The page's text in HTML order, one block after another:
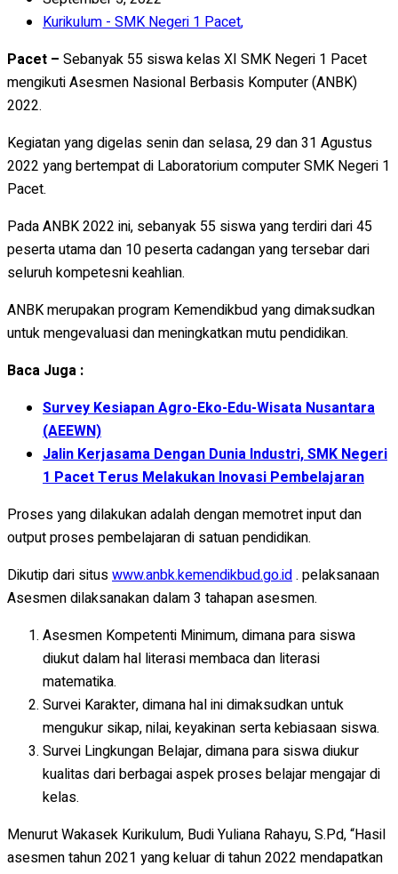
Kurikulum - SMK Negeri 1 Pacet,
Pacet – Sebanyak 55 siswa kelas XI SMK Negeri 1 Pacet
mengikuti Asesmen Nasional Berbasis Komputer (ANBK)
2022.
Kegiatan yang digelas senin dan selasa, 29 dan 31 Agustus
2022 yang bertempat di Laboratorium computer SMK Negeri 1
Pacet.
Pada ANBK 2022 ini, sebanyak 55 siswa yang terdiri dari 45
peserta utama dan 10 peserta cadangan yang tersebar dari
seluruh kompetesni keahlian.
ANBK merupakan program Kemendikbud yang dimaksudkan
untuk mengevaluasi dan meningkatkan mutu pendidikan.
Baca Juga :
Survey Kesiapan Agro-Eko-Edu-Wisata Nusantara
(AEEWN)
Jalin Kerjasama Dengan Dunia Industri, SMK Negeri
1 Pacet Terus Melakukan Inovasi Pembelajaran
Proses yang dilakukan adalah dengan memotret input dan
output proses pembelajaran di satuan pendidikan.
Dikutip dari situswww.anbk.kemendikbud.go.id. pelaksanaan
Asesmen dilaksanakan dalam 3 tahapan asesmen.
Asesmen Kompetenti Minimum, dimana para siswa
diukut dalam hal literasi membaca dan literasi
matematika.
Survei Karakter, dimana hal ini dimaksudkan untuk
mengukur sikap, nilai, keyakinan serta kebiasaan siswa.
Survei Lingkungan Belajar, dimana para siswa diukur
kualitas dari berbagai aspek proses belajar mengajar di
kelas.
Menurut Wakasek Kurikulum, Budi Yuliana Rahayu, S.Pd, “Hasil
asesmen tahun 2021 yang keluar di tahun 2022 mendapatkan